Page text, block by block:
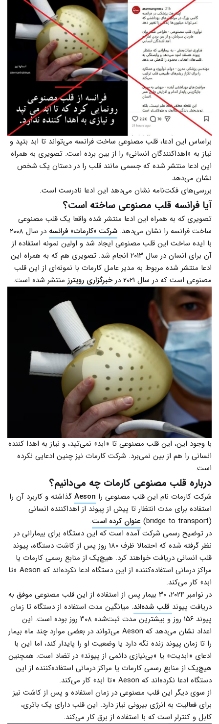
براساس این ادعا، قلب مصنوعی ساخت فرانسه می‌تواند تا ابد بتپد و
نیاز به «اهداکنندگان انسانی» را از بین برده است. تصویری به همراه
این ادعا منتشر شده که جسمی مانند قلب را در دستان یک شخص
نشان می‌دهد.
بررسی‌های فکت‌نامه نشان می‌دهد این ادعا نادرست است.
آیا فرانسه قلب مصنوعی ساخته است؟
تصویری که به همراه این ادعا منتشر شده واقعا یک قلب مصنوعی
ساخت فرانسه را نشان می‌دهد. شرکت «کارمات» فرانسه
در سال ۲۰۰۸
با ایده ساخت این قلب مصنوعی ایجاد شد و اولین نمونه استفاده از
آن برای انسان در سال ۲۰۱۳ انجام شد. تصویری هم که به همراه این
ادعا منتشر شده مربوط به مدیر عامل کارمات با نمونه‌ای از این قلب
مصنوعی است که در سال ۲۰۲۱ در
خبرگزاری رویترز منتشر شده است.
با وجود این، این قلب مصنوعی تا «ابد» نمی‌تپد، و نیاز به اهدا کننده
انسانی را هم از بین نمی‌برد. شرکت کارمات نیز چنین ادعایی نکرده
است.
درباره قلب مصنوعی کارمات چه می‌دانیم؟
شرکت کارمات نام این قلب مصنوعی را Aeson گذاشته و کاربرد آن را
استفاده برای مدت انتظار تا پیش از پیوند از اهداکننده انسانی
(bridge to transport)
عنوان کرده است.
در توضیح رسمی شرکت آمده است که این دستگاه برای بیمارانی در
نظر گرفته شده که احتمالا ظرف ۱۸۰ روز پس از کاشت دستگاه، پیوند
قلب انسانی دریافت خواهند کرد. هیچ‌یک از منابع رسمی کارمات یا
مراکز درمانی استفاده‌کننده از این دستگاه ادعا نکرده‌اند که Aeson «تا
ابد» کار می‌کند.
در نوامبر ۲۰۲۴، ۳۰ بیمار پس از استفاده از این قلب مصنوعی موفق به
دریافت پیوند قلب شده‌اند. میانگین مدت استفاده از دستگاه تا زمان
پیوند ۱۵۶ روز و بیشترین مدت ثبت‌شده ۳۰۸ روز بوده است. این
اعداد نشان می‌دهد که Aeson می‌تواند در بعضی موارد چند ماه بیمار
را تا زمان پیوند زنده نگه دارد یا وضعیت او را پایدار کند، اما این با
ادعای «ابدیت» یا «بی‌نیازی دائمی از پیوند» در تضاد است. همچنین
هیچ‌یک از منابع رسمی کارمات یا مراکز درمانی استفاده‌کننده از این
دستگاه ادعا نکرده‌اند که Aeson «تا ابد» کار می‌کند.
از سوی دیگر این قلب مصنوعی در زمان استفاده و پس از کاشت نیز
برای فعالیت به انرژی بیرونی نیاز دارد. این قلب دارای یک باتری،
کابل و کنترلر است که با استفاده از برق کار می‌کند.